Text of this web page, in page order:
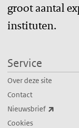
groot aantal
instituten.
Service
Over deze site
Contact
Nieuwsbrief
Cookies